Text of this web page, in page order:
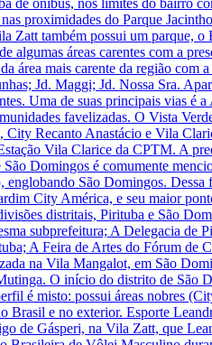
ônibus, nos limites do bairro
proximidades do Parque
Zatt também possui um parque,
áreas carentes com a
mais carente da região com
Jd. Maggi; Jd. Nossa Sra.
Uma de suas principais vias é
favelizadas. O Vista
Recanto Anastácio e Vila
Vila Clarice da CPTM. A
Domingos é comumente
São Domingos.
City América, e seu maior
distritais, Pirituba e São
subprefeitura; A Delegacia de
A Feira de Artes do Fórum de
na Vila Mangalot, em São
O início do distrito de São
é misto: possui áreas nobres
Brasil e no exterior. Esporte
de Gásperi, na Vila Zatt, que